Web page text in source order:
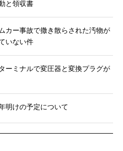
と領収書
カー事故で撒き散らされた汚物が
いない件
ーミナルで変圧器と変換プラグが
明けの予定について